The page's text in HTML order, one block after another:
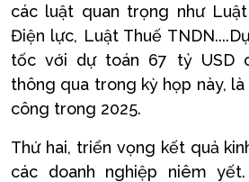
các luật quan trọng như
Điện lực, Luật Thuế
tốc với dự toán 67 tỷ USD
thông qua trong kỳ họp này,
công trong 2025.
Thứ hai, triển vọng kết quả
các doanh nghiệp niêm